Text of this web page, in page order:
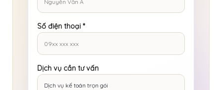
Số điện thoại *
Dịch vụ cần tư vấn